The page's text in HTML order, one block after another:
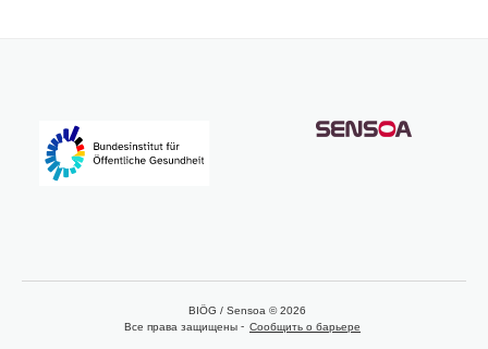
BIÖG / Sensoa © 2026
Все права защищены
Сообщить о барьере